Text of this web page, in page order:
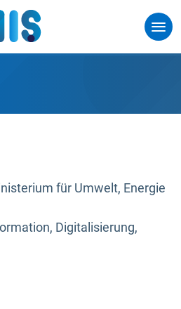
für Umwelt, Energie
Digitalisierung,